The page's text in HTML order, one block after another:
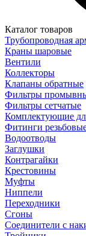
Каталог товаров
Трубопроводная
Краны шаровые
Вентили
Коллекторы
Клапаны обратные
Фильтры
Фильтры сетчатые
Комплектующие
Фитинги
Водоотводы
Заглушки
Контрагайки
Крестовины
Муфты
Ниппели
Переходники
Сгоны
Соединители с